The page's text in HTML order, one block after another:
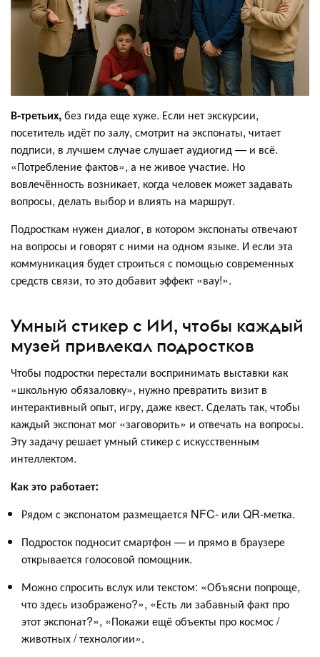
В-третьих,без гида еще хуже. Если нет экскурсии,
посетитель идёт по залу, смотрит на экспонаты, читает
подписи, в лучшем случае слушает аудиогид — и всё.
«Потребление фактов», а не живое участие. Но
вовлечённость возникает, когда человек может задавать
вопросы, делать выбор и влиять на маршрут.
Подросткам нужен диалог, в котором экспонаты отвечают
на вопросы и говорят с ними на одном языке. И если эта
коммуникация будет строиться с помощью современных
средств связи, то это добавит эффект «вау!».
Умный стикер с ИИ, чтобы каждый
музей привлекал подростков
Чтобы подростки перестали воспринимать выставки как
«школьную обязаловку», нужно превратить визит в
интерактивный опыт, игру, даже квест. Сделать так, чтобы
каждый экспонат мог «заговорить» и отвечать на вопросы.
Эту задачу решает умный стикер с искусственным
интеллектом.
Как это работает:
Рядом с экспонатом размещается NFC- или QR-метка.
Подросток подносит смартфон — и прямо в браузере
открывается голосовой помощник.
Можно спросить вслух или текстом: «Объясни попроще,
что здесь изображено?», «Есть ли забавный факт про
этот экспонат?», «Покажи ещё объекты про космос /
животных / технологии».